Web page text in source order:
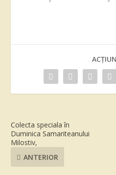
Colecta speciala în
Duminica Samariteanului
Milostiv,
ANTERIOR